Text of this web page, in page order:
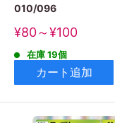
010/096
販
価
¥80～¥100
在庫 19個
カート追加